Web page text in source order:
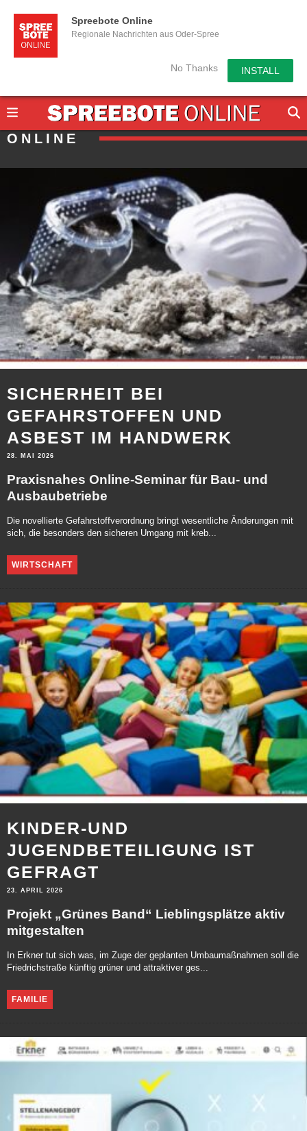
Spreebote Online
Regionale Nachrichten aus Oder-Spree
No Thanks INSTALL
ONLINE
SICHERHEIT BEI
GEFAHRSTOFFEN UND
ASBEST IM HANDWERK
28. MAI 2026
Praxisnahes Online-Seminar für Bau- und
Ausbaubetriebe
Die novellierte Gefahrstoffverordnung bringt wesentliche Änderungen mit
sich, die besonders den sicheren Umgang mit kreb...
WIRTSCHAFT
KINDER-UND
JUGENDBETEILIGUNG IST
GEFRAGT
23. APRIL 2026
Projekt „Grünes Band“ Lieblingsplätze aktiv
mitgestalten
In Erkner tut sich was, im Zuge der geplanten Umbaumaßnahmen soll die
Friedrichstraße künftig grüner und attraktiver ges...
FAMILIE